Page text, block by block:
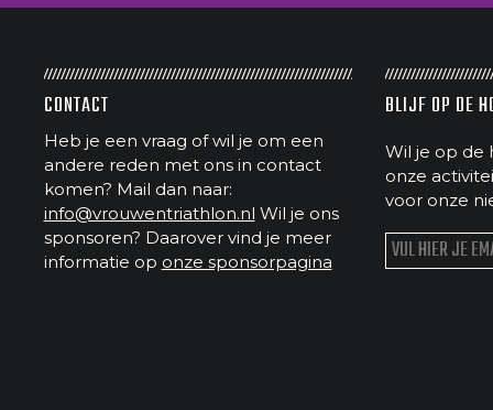
CONTACT
Heb je een vraag of wil je om een
andere reden met ons in contact
komen? Mail dan naar:
info@vrouwentriathlon.nl Wil je ons
sponsoren? Daarover vind je meer
informatie op onze sponsorpagina
BLIJF OP DE
Wil je op de
onze
voor onze